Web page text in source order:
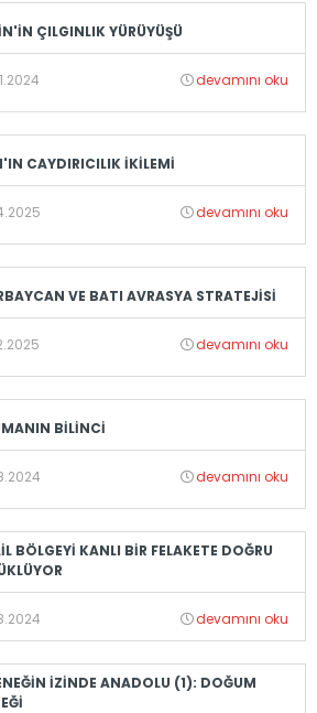
ÇILGINLIK YÜRÜYÜŞÜ
devamını oku
CAYDIRICILIK İKİLEMİ
devamını oku
VE BATI AVRASYA STRATEJİSİ
devamını oku
BİLİNCİ
devamını oku
BÖLGEYİ KANLI BİR FELAKETE DOĞRU
devamını oku
İZİNDE ANADOLU (1): DOĞUM